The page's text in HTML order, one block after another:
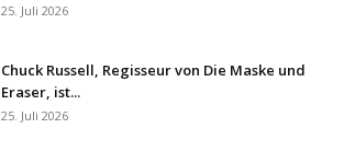
25. Juli 2026
Chuck Russell, Regisseur von Die Maske und
Eraser, ist...
25. Juli 2026